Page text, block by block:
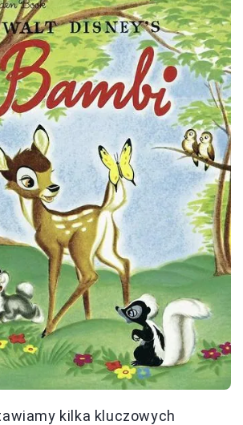
kilka kluczowych